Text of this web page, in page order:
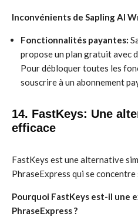
Inconvénients de Sapling AI
Fonctionnalités payantes:
propose un plan gratuit avec
Pour débloquer toutes les
souscrire à un abonnement
14. FastKeys: Une
efficace
FastKeys est une alternative
PhraseExpress qui se
Pourquoi FastKeys est-il une
PhraseExpress ?